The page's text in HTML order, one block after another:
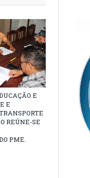
E
E
REÚNE-SE
PME.